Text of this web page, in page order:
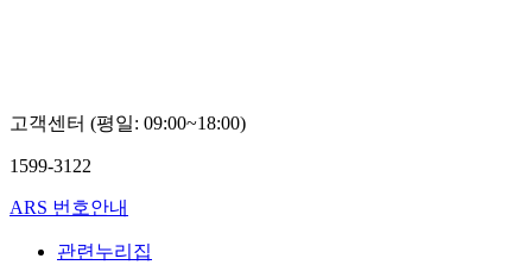
고객센터 (평일: 09:00~18:00)
1599-3122
ARS 번호안내
관련누리집